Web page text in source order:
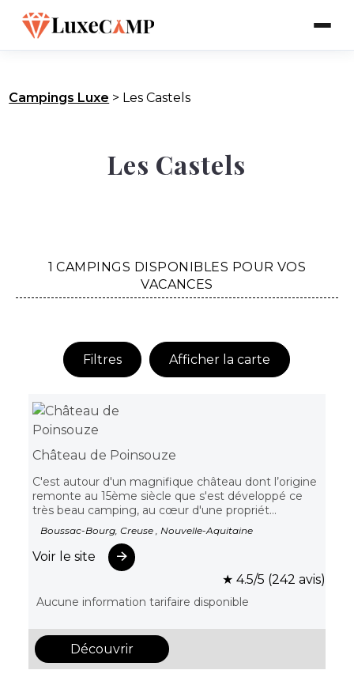
Campings Luxe > Les Castels
Les Castels
1 CAMPINGS DISPONIBLES POUR VOS
VACANCES
Filtres Afficher la carte
Château de Poinsouze
C'est autour d'un magnifique château dont l’origine
remonte au 15ème siècle que s'est développé ce
très beau camping, au cœur d'une propriét...
Boussac-Bourg, Creuse , Nouvelle-Aquitaine
Voir le site
★ 4.5/5 (242 avis)
Aucune information tarifaire disponible
Découvrir